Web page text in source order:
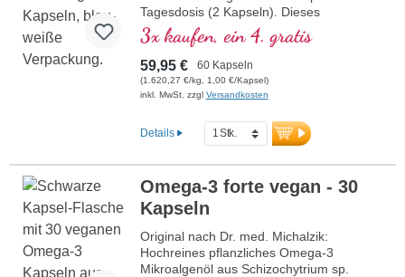
Tagesdosis (2 Kapseln). Dieses
hochwertige Nahrungsergänzungsmittel
ist reich an Omega-3-Fettsäuren und
Antioxidantien, frei von Zusatzstoffen und
wird in Deutschland hergestellt. Die
Versiegelung ist aluminiumfrei.
3x kaufen, ein 4. gratis
59,95 € 60 Kapseln
(1.620,27 €/kg, 1,00 €/Kapsel)
inkl. MwSt. zzgl Versandkosten
Details
Omega-3 forte vegan - 30
Kapseln
Original nach Dr. med. Michalzik:
Hochreines pflanzliches Omega-3
Mikroalgenöl aus Schizochytrium sp.